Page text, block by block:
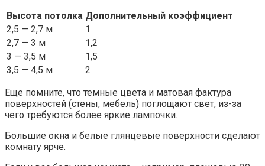
Высота потолка Дополнительный коэффициент
2,5 — 2,7 м
1
2,7 — 3 м
1,2
3 — 3,5 м
1,5
3,5 — 4,5 м
2
Еще помните, что темные цвета и матовая фактура
поверхностей (стены, мебель) поглощают свет, из-за
чего требуются более яркие лампочки.
Большие окна и белые глянцевые поверхности сделают
комнату ярче.